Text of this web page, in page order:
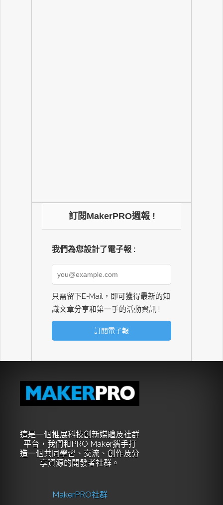
訂閱MakerPRO週報 !
我們為您設計了電子報 :
只需留下E-Mail，即可獲得最新的知
識文章分享和第一手的活動資訊 !
這是一個推展科技創新媒體及社群
平台，我們和PRO Maker攜手打
造一個共同學習、交流、創作及分
享資源的開發者社群。
MakerPRO社群